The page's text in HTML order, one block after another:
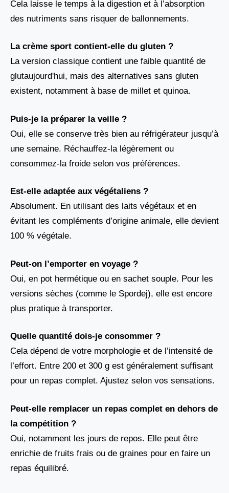
Cela laisse le temps à la digestion et à l’absorption
des nutriments sans risquer de ballonnements.
La crème sport contient-elle du gluten ?
La version classique contient une faible quantité de
glutaujourd'hui, mais des alternatives sans gluten
existent, notamment à base de millet et quinoa.
Puis-je la préparer la veille ?
Oui, elle se conserve très bien au réfrigérateur jusqu’à
une semaine. Réchauffez-la légèrement ou
consommez-la froide selon vos préférences.
Est-elle adaptée aux végétaliens ?
Absolument. En utilisant des laits végétaux et en
évitant les compléments d’origine animale, elle devient
100 % végétale.
Peut-on l’emporter en voyage ?
Oui, en pot hermétique ou en sachet souple. Pour les
versions sèches (comme le Spordej), elle est encore
plus pratique à transporter.
Quelle quantité dois-je consommer ?
Cela dépend de votre morphologie et de l’intensité de
l’effort. Entre 200 et 300 g est généralement suffisant
pour un repas complet. Ajustez selon vos sensations.
Peut-elle remplacer un repas complet en dehors de
la compétition ?
Oui, notamment les jours de repos. Elle peut être
enrichie de fruits frais ou de graines pour en faire un
repas équilibré.